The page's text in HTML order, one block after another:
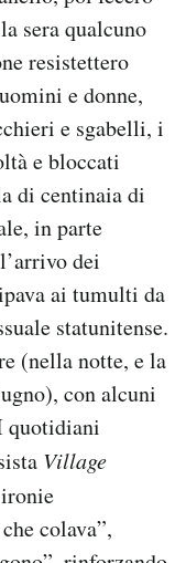
sera qualcuno
resistettero
e donne,
e sgabelli, i
e bloccati
di centinaia di
in parte
dei
ai tumulti da
statunitense.
(nella notte, e la
con alcuni
quotidiani
Village
colava”,